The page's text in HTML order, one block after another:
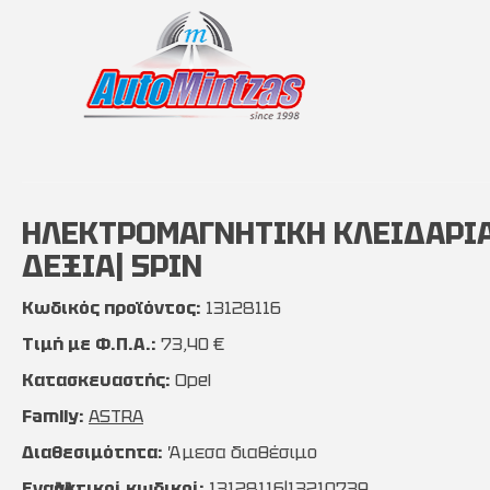
ΗΛΕΚΤΡΟΜΑΓΝΗΤΙΚΗ ΚΛΕΙΔΑΡΙΑ
ΔΕΞΙΑ| 5PIN
Κωδικός προϊόντος: 13128116
Τιμή με Φ.Π.Α.: 73,40 €
Κατασκευαστής: Opel
Family: ASTRA
Διαθεσιμότητα: Άμεσα διαθέσιμο